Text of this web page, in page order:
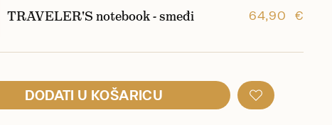
TRAVELER'S notebook - smeđi 64,90 €
DODATI U KOŠARICU